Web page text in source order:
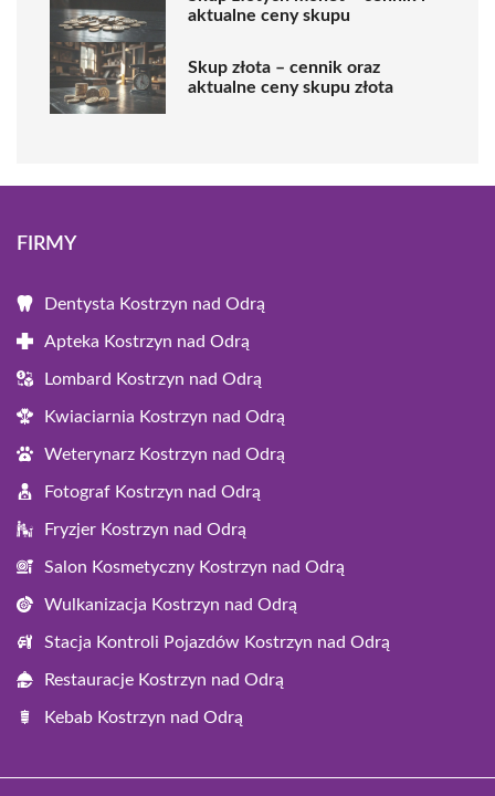
aktualne ceny skupu
Skup złota – cennik oraz
aktualne ceny skupu złota
FIRMY
Dentysta Kostrzyn nad Odrą
Apteka Kostrzyn nad Odrą
Lombard Kostrzyn nad Odrą
Kwiaciarnia Kostrzyn nad Odrą
Weterynarz Kostrzyn nad Odrą
Fotograf Kostrzyn nad Odrą
Fryzjer Kostrzyn nad Odrą
Salon Kosmetyczny Kostrzyn nad Odrą
Wulkanizacja Kostrzyn nad Odrą
Stacja Kontroli Pojazdów Kostrzyn nad Odrą
Restauracje Kostrzyn nad Odrą
Kebab Kostrzyn nad Odrą